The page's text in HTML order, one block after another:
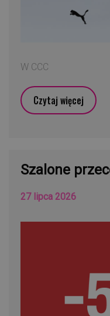
W CCC
Czytaj więcej
Szalone
27 lipca 2026